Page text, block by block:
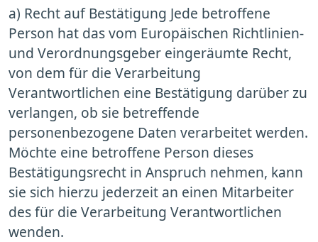
a) Recht auf Bestätigung Jede betroffene
Person hat das vom Europäischen Richtlinien-
und Verordnungsgeber eingeräumte Recht,
von dem für die Verarbeitung
Verantwortlichen eine Bestätigung darüber zu
verlangen, ob sie betreffende
personenbezogene Daten verarbeitet werden.
Möchte eine betroffene Person dieses
Bestätigungsrecht in Anspruch nehmen, kann
sie sich hierzu jederzeit an einen Mitarbeiter
des für die Verarbeitung Verantwortlichen
wenden.